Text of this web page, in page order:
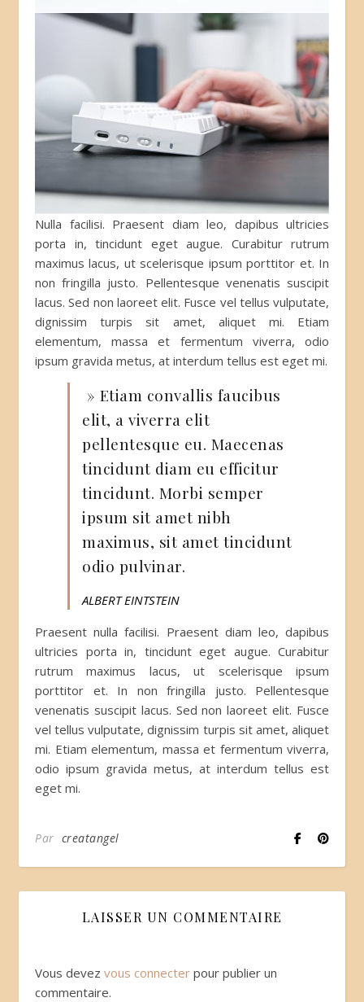
Nulla facilisi. Praesent diam leo, dapibus ultricies
porta in, tincidunt eget augue. Curabitur rutrum
maximus lacus, ut scelerisque ipsum porttitor et. In
non fringilla justo. Pellentesque venenatis suscipit
lacus. Sed non laoreet elit. Fusce vel tellus vulputate,
dignissim turpis sit amet, aliquet mi. Etiam
elementum, massa et fermentum viverra, odio
ipsum gravida metus, at interdum tellus est eget mi.
» Etiam convallis faucibus
elit, a viverra elit
pellentesque eu. Maecenas
tincidunt diam eu efficitur
tincidunt. Morbi semper
ipsum sit amet nibh
maximus, sit amet tincidunt
odio pulvinar.
ALBERT EINTSTEIN
Praesent nulla facilisi. Praesent diam leo, dapibus
ultricies porta in, tincidunt eget augue. Curabitur
rutrum maximus lacus, ut scelerisque ipsum
porttitor et. In non fringilla justo. Pellentesque
venenatis suscipit lacus. Sed non laoreet elit. Fusce
vel tellus vulputate, dignissim turpis sit amet, aliquet
mi. Etiam elementum, massa et fermentum viverra,
odio ipsum gravida metus, at interdum tellus est
eget mi.
Par creatangel
LAISSER UN COMMENTAIRE
Vous devez vous connecter pour publier un
commentaire.